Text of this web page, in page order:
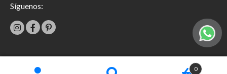
0
Síguenos:
Términos y condiciones